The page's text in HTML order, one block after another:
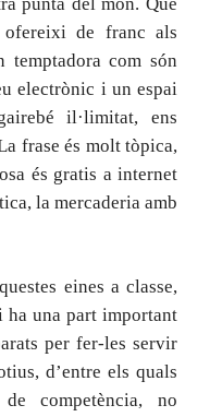
ofereixi de franc als
temptadora com són
electrònic i un espai
il·limitat, ens
frase és molt tòpica,
és gratis a internet
la mercaderia amb
eines a classe,
ha una part important
per fer-les servir
d’entre els quals
competència, no